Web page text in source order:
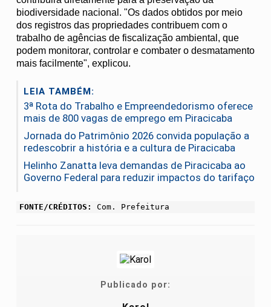
biodiversidade nacional. "Os dados obtidos por meio
dos registros das propriedades contribuem com o
trabalho de agências de fiscalização ambiental, que
podem monitorar, controlar e combater o desmatamento
mais facilmente", explicou.
LEIA TAMBÉM:
3ª Rota do Trabalho e Empreendedorismo oferece
mais de 800 vagas de emprego em Piracicaba
Jornada do Patrimônio 2026 convida população a
redescobrir a história e a cultura de Piracicaba
Helinho Zanatta leva demandas de Piracicaba ao
Governo Federal para reduzir impactos do tarifaço
FONTE/CRÉDITOS: Com. Prefeitura
Publicado por: